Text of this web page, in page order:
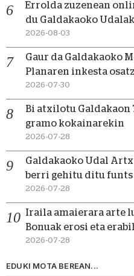
Errolda zuzenean
du Galdakaoko Udalak
2026-08-03
Gaur da Galdakaoko
Planaren inkesta
2026-07-30
Bi atxilotu Galdakaon
gramo kokainarekin
2026-07-28
Galdakaoko Udal
berri gehitu ditu
2026-07-28
Iraila amaierara arte
Bonuak erosi eta
2026-07-28
EDUKI MOTA BEREAN...